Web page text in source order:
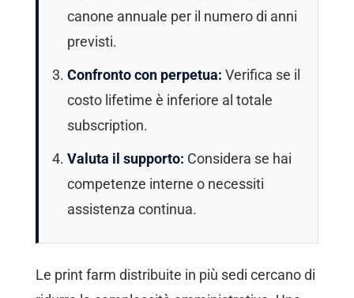
canone annuale per il numero di anni
previsti.
Confronto con perpetua: Verifica se il
costo lifetime è inferiore al totale
subscription.
Valuta il supporto: Considera se hai
competenze interne o necessiti
assistenza continua.
Le print farm distribuite in più sedi cercano di